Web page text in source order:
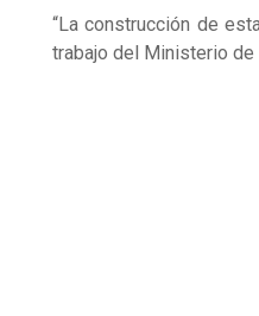
“La construcción de
trabajo del Ministerio